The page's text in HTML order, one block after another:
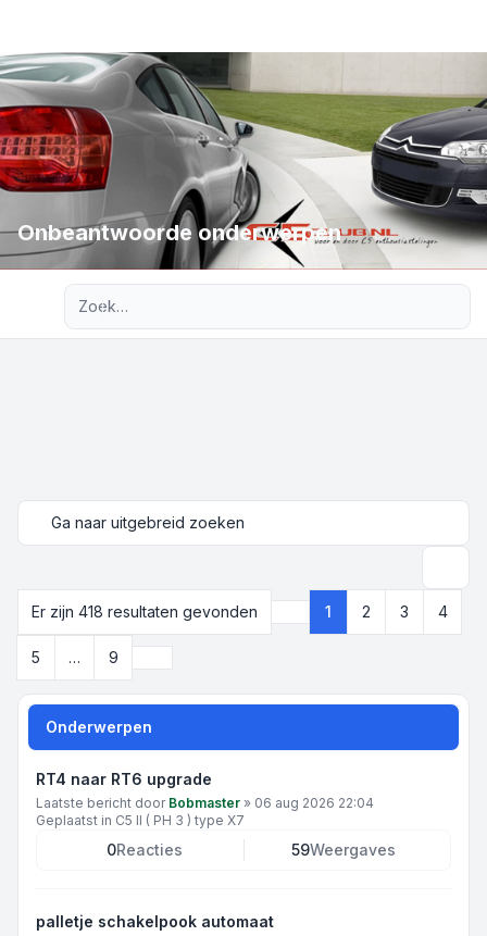
Onbeantwoorde onderwerpen
Ga naar uitgebreid zoeken
Er zijn 418 resultaten gevonden
Pagina van
1 2 3 4
5 … 9
Onderwerpen
RT4 naar RT6 upgrade
Laatste bericht door Bobmaster » 06 aug 2026 22:04
Geplaatst in C5 II ( PH 3 ) type X7
0Reacties 59Weergaves
palletje schakelpook automaat